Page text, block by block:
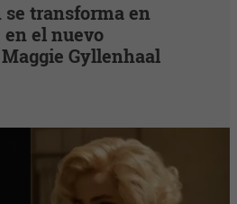
transforma en
el nuevo
Gyllenhaal